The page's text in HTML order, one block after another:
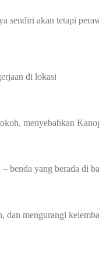
sendiri akan tetapi
di lokasi
menyebabkan
benda yang berada di
mengurangi